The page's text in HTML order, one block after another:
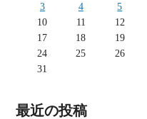
3
4 5
10
11 12
17
18 19
24
25 26
31
最近の投稿